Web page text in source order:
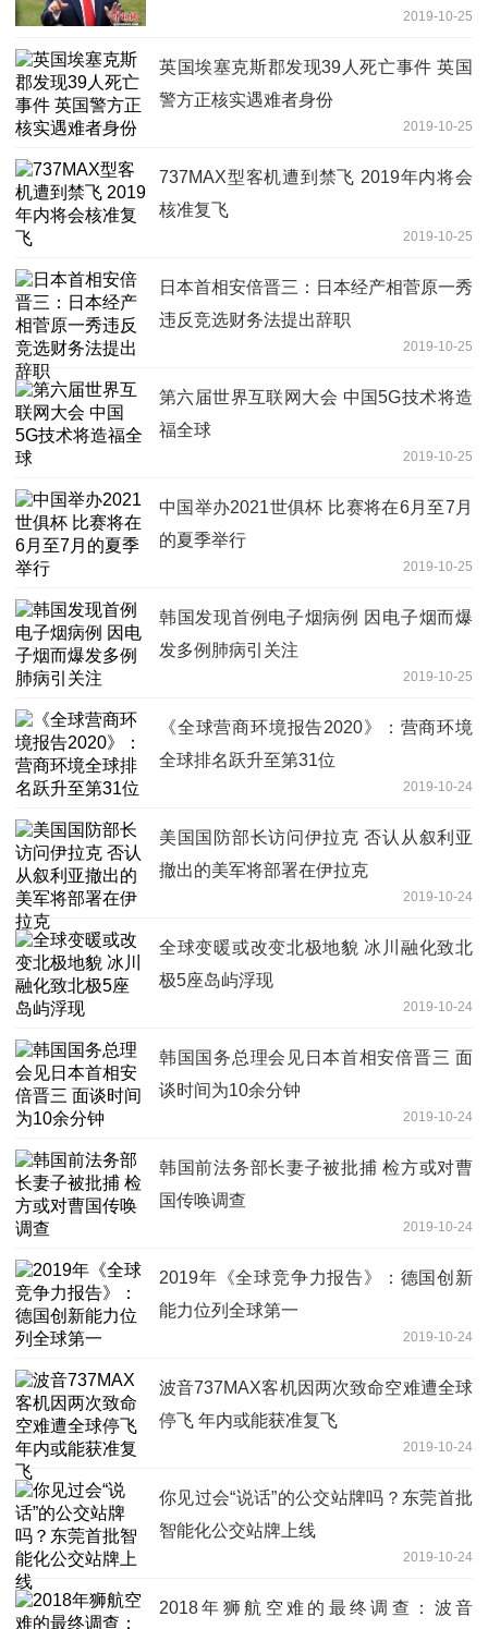
2019-10-25
英国埃塞克斯郡发现39人死亡事件 英国
警方正核实遇难者身份
2019-10-25
737MAX型客机遭到禁飞 2019年内将会
核准复飞
2019-10-25
日本首相安倍晋三：日本经产相菅原一秀
违反竞选财务法提出辞职
2019-10-25
第六届世界互联网大会 中国5G技术将造
福全球
2019-10-25
中国举办2021世俱杯 比赛将在6月至7月
的夏季举行
2019-10-25
韩国发现首例电子烟病例 因电子烟而爆
发多例肺病引关注
2019-10-25
《全球营商环境报告2020》：营商环境
全球排名跃升至第31位
2019-10-24
美国国防部长访问伊拉克 否认从叙利亚
撤出的美军将部署在伊拉克
2019-10-24
全球变暖或改变北极地貌 冰川融化致北
极5座岛屿浮现
2019-10-24
韩国国务总理会见日本首相安倍晋三 面
谈时间为10余分钟
2019-10-24
韩国前法务部长妻子被批捕 检方或对曹
国传唤调查
2019-10-24
2019年《全球竞争力报告》：德国创新
能力位列全球第一
2019-10-24
波音737MAX客机因两次致命空难遭全球
停飞 年内或能获准复飞
2019-10-24
你见过会“说话”的公交站牌吗？东莞首批
智能化公交站牌上线
2019-10-24
2018年狮航空难的最终调查：波音